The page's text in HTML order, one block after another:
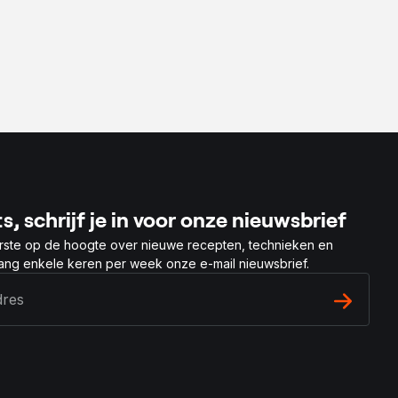
schrijf je in voor onze nieuwsbrief
op de hoogte over nieuwe recepten, technieken en
enkele keren per week onze e-mail nieuwsbrief.